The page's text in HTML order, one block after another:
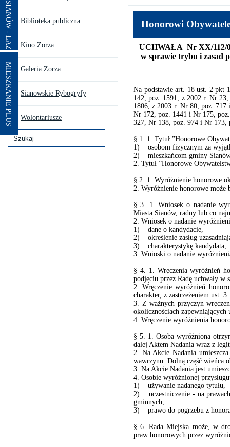
MIESZKANIE PLUS
Biblioteka publiczna
Kino Zorza
Galeria Zorza
Sianowskie Rybogryfy
Wolontariusze
Szukaj
Honorowi
UCHWAŁA Nr XX/112/
w sprawie trybu i zasad
Na podstawie art. 18 ust. 2 pkt
142, poz. 1591, z 2002 r. Nr
1806, z 2003 r. Nr 80, poz.
Nr 172, poz. 1441 i Nr 175,
327, Nr 138, poz. 974 i Nr 173,
§ 1. 1. Tytuł ”Honorowe
1) osobom fizycznym za
2) mieszkańcom gminy Sianów
2. Tytuł ”Honorowe
§ 2. 1. Wyróżnienie honorowe
2. Wyróżnienie honorowe może
§ 3. 1. Wniosek o nadanie
Miasta Sianów, radny lub co
2. Wniosek o nadanie
1) dane o kandydacie,
2) określenie zasług
3) charakterystykę kandydata,
3. Wnioski o nadanie
§ 4. 1. Wręczenia wyróżnień
podjęciu przez Radę uchwały
2. Wręczenie wyróżnień
charakter, z zastrzeżeniem ust. 3.
3. Z ważnych przyczyn
okolicznościach
4. Wręczenie wyróżnienia
§ 5. 1. Osoba wyróżniona
dalej Aktem Nadania wraz z
2. Na Akcie Nadania
wawrzynu. Dolną część wieńca
3. Na Akcie Nadania jest
4. Osobie wyróżnionej
1) używanie nadanego tytułu,
2) uczestniczenie - na
gminnych,
3) prawo do pogrzebu z
§ 6. Rada Miejska może, w
praw honorowych przez